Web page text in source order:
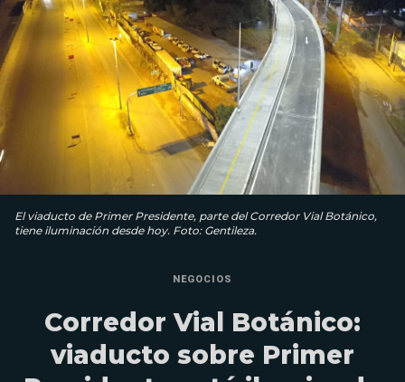
El viaducto de Primer Presidente, parte del Corredor Vial Botánico,
tiene iluminación desde hoy. Foto: Gentileza.
NEGOCIOS
Corredor Vial Botánico:
viaducto sobre Primer